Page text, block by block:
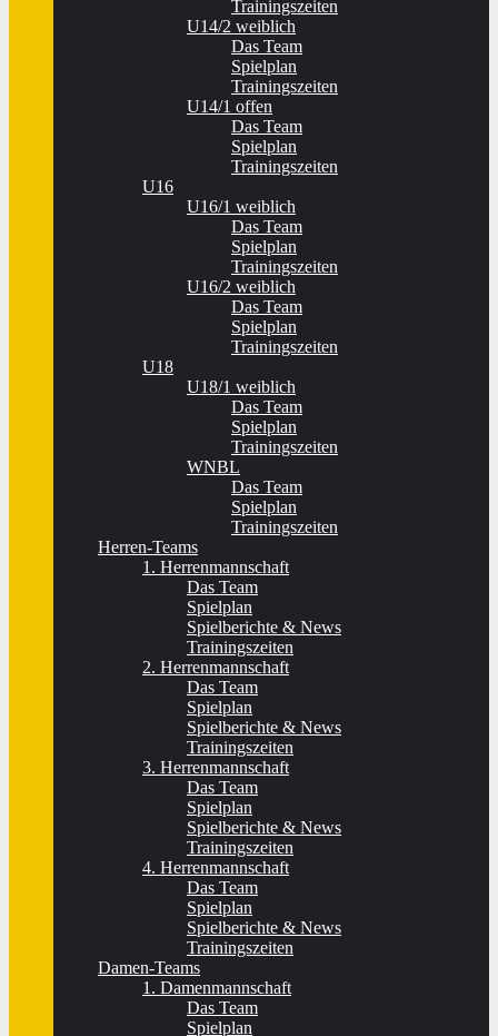
Trainingszeiten
U14/2 weiblich
Das Team
Spielplan
Trainingszeiten
U14/1 offen
Das Team
Spielplan
Trainingszeiten
U16
U16/1 weiblich
Das Team
Spielplan
Trainingszeiten
U16/2 weiblich
Das Team
Spielplan
Trainingszeiten
U18
U18/1 weiblich
Das Team
Spielplan
Trainingszeiten
WNBL
Das Team
Spielplan
Trainingszeiten
Herren-Teams
1. Herrenmannschaft
Das Team
Spielplan
Spielberichte & News
Trainingszeiten
2. Herrenmannschaft
Das Team
Spielplan
Spielberichte & News
Trainingszeiten
3. Herrenmannschaft
Das Team
Spielplan
Spielberichte & News
Trainingszeiten
4. Herrenmannschaft
Das Team
Spielplan
Spielberichte & News
Trainingszeiten
Damen-Teams
1. Damenmannschaft
Das Team
Spielplan